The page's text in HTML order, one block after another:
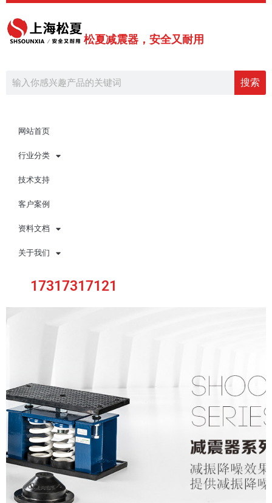
跳
内
松夏减震器，安全又耐用
搜索
网站首页
行业分类
技术支持
客户案例
资料文档
关于我们
17317317121